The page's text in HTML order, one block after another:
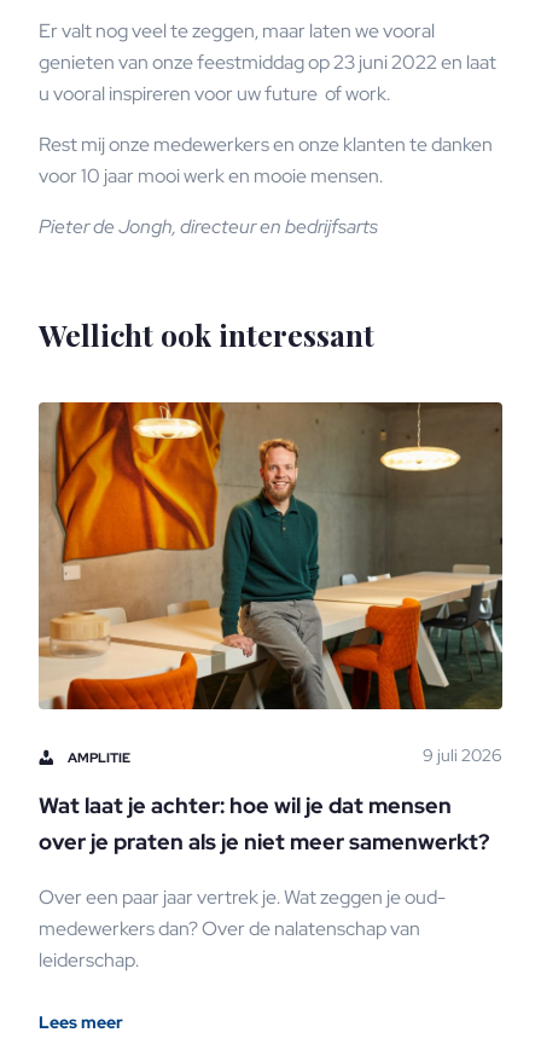
Er valt nog veel te zeggen, maar laten we vooral
genieten van onze feestmiddag op 23 juni 2022 en laat
u vooral inspireren voor uw future of work.
Rest mij onze medewerkers en onze klanten te danken
voor 10 jaar mooi werk en mooie mensen.
Pieter de Jongh, directeur en bedrijfsarts
Wellicht ook interessant
AMPLITIE 9 juli 2026
Wat laat je achter: hoe wil je dat mensen
over je praten als je niet meer samenwerkt?
Over een paar jaar vertrek je. Wat zeggen je oud-
medewerkers dan? Over de nalatenschap van
leiderschap.
Lees meer